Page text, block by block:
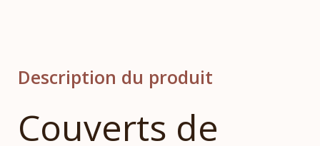
Description du produit
Couverts de